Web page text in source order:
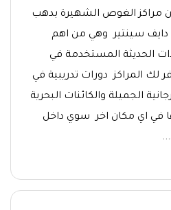
مراكز الغوص الشهيرة بدهب
دايف سينتير وهي من اهم
الحديثة المستخدمة في
المراكز دورات تدريبية في
الجميلة والكائنات البحرية
في اي مكان اخر سوي داخل